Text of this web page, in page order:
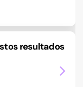
resultados